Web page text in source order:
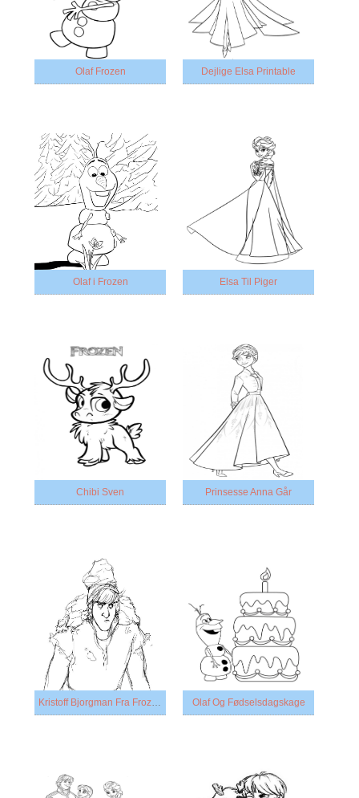
Olaf Frozen Dejlige Elsa Printable
Olaf i Frozen Elsa Til Piger
Chibi Sven Prinsesse Anna Går
Kristoff Bjorgman Fra Frozen Olaf Og Fødselsdagskage